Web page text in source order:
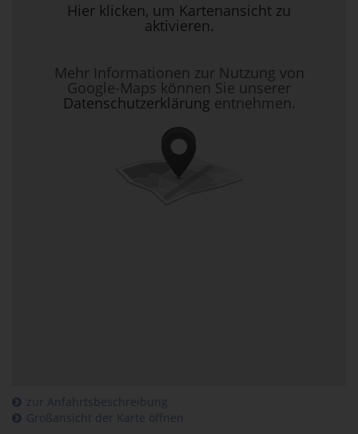
Hier klicken, um Kartenansicht zu
aktivieren.
Mehr Informationen zur Nutzung von
Google-Maps können Sie unserer
Datenschutzerklärung entnehmen.
zur Anfahrtsbeschreibung
Großansicht der Karte öffnen